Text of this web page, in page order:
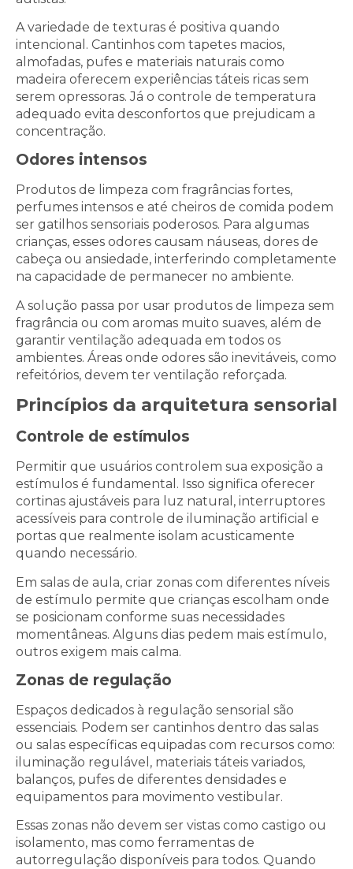
A variedade de texturas é positiva quando
intencional. Cantinhos com tapetes macios,
almofadas, pufes e materiais naturais como
madeira oferecem experiências táteis ricas sem
serem opressoras. Já o controle de temperatura
adequado evita desconfortos que prejudicam a
concentração.
Odores intensos
Produtos de limpeza com fragrâncias fortes,
perfumes intensos e até cheiros de comida podem
ser gatilhos sensoriais poderosos. Para algumas
crianças, esses odores causam náuseas, dores de
cabeça ou ansiedade, interferindo completamente
na capacidade de permanecer no ambiente.
A solução passa por usar produtos de limpeza sem
fragrância ou com aromas muito suaves, além de
garantir ventilação adequada em todos os
ambientes. Áreas onde odores são inevitáveis, como
refeitórios, devem ter ventilação reforçada.
Princípios da arquitetura sensorial
Controle de estímulos
Permitir que usuários controlem sua exposição a
estímulos é fundamental. Isso significa oferecer
cortinas ajustáveis para luz natural, interruptores
acessíveis para controle de iluminação artificial e
portas que realmente isolam acusticamente
quando necessário.
Em salas de aula, criar zonas com diferentes níveis
de estímulo permite que crianças escolham onde
se posicionam conforme suas necessidades
momentâneas. Alguns dias pedem mais estímulo,
outros exigem mais calma.
Zonas de regulação
Espaços dedicados à regulação sensorial são
essenciais. Podem ser cantinhos dentro das salas
ou salas específicas equipadas com recursos como:
iluminação regulável, materiais táteis variados,
balanços, pufes de diferentes densidades e
equipamentos para movimento vestibular.
Essas zonas não devem ser vistas como castigo ou
isolamento, mas como ferramentas de
autorregulação disponíveis para todos. Quando